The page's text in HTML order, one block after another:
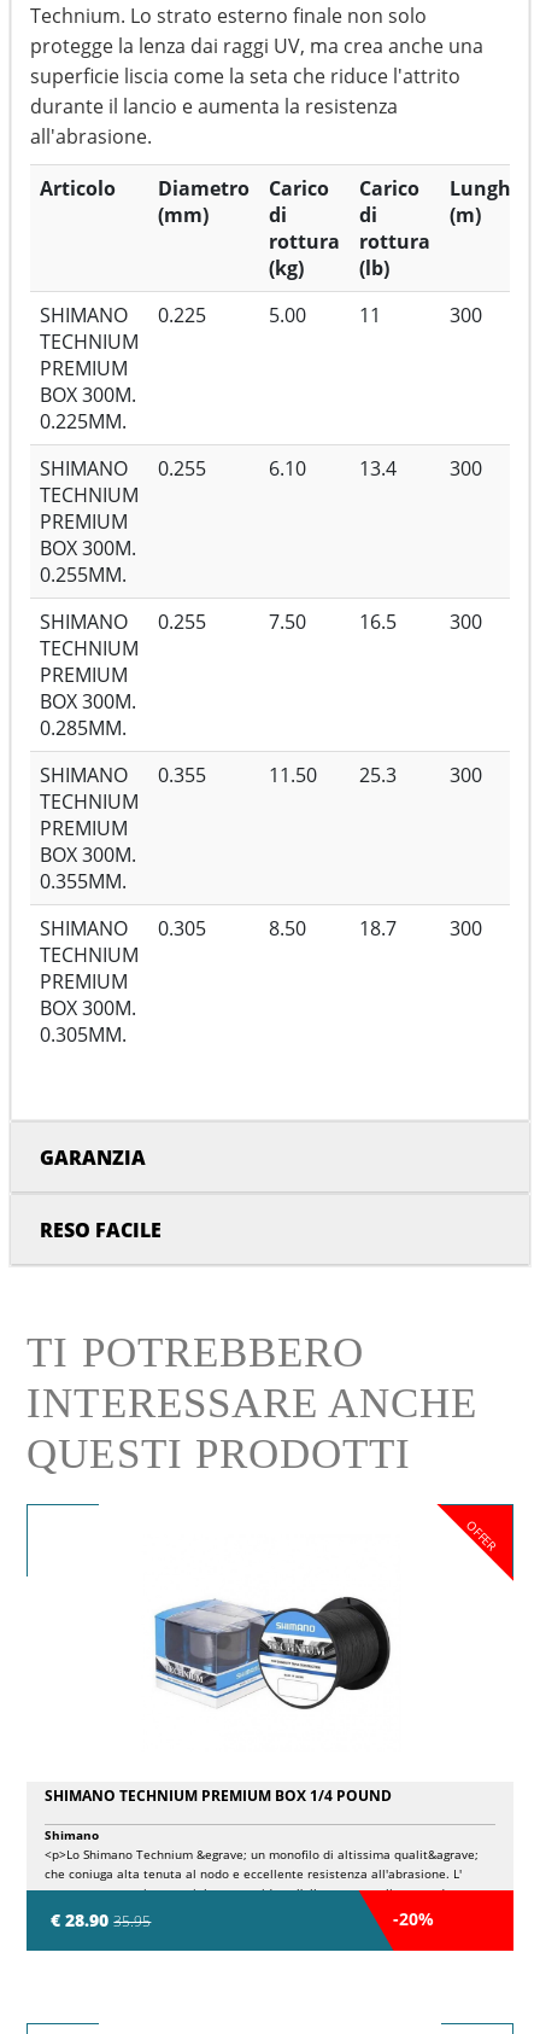
Technium. Lo strato esterno finale non solo
protegge la lenza dai raggi UV, ma crea anche una
superficie liscia come la seta che riduce l'attrito
durante il lancio e aumenta la resistenza
all'abrasione.
Articolo
Diametro
(mm)
Carico
di
rottura
(kg)
Carico
di
rottura
(lb)
(m)
SHIMANO
TECHNIUM
PREMIUM
BOX 300M.
0.225MM.
0.225 5.00 11 300
SHIMANO
TECHNIUM
PREMIUM
BOX 300M.
0.255MM.
0.255 6.10 13.4 300
SHIMANO
TECHNIUM
PREMIUM
BOX 300M.
0.285MM.
0.255 7.50 16.5 300
SHIMANO
TECHNIUM
PREMIUM
BOX 300M.
0.355MM.
0.355 11.50 25.3 300
SHIMANO
TECHNIUM
PREMIUM
BOX 300M.
0.305MM.
0.305 8.50 18.7 300
GARANZIA
RESO FACILE
TI POTREBBERO
INTERESSARE ANCHE
QUESTI PRODOTTI
OFFER
SHIMANO TECHNIUM PREMIUM BOX 1/4 POUND
€ 28.9035.95 -20%
Shimano
<p>Lo Shimano Technium &egrave; un monofilo di altissima qualit&agrave;
che coniuga alta tenuta al nodo e eccellente resistenza all'abrasione. L'
avanzata costruzione a triplo strato riduce l'allungamento lineare ad appena
il 12%, mantenendo la morbidezza necessaria per una pesca senza problemi
e una migliore presentazione dell'esca. Se siete pescatori seri, saprete
gi&agrave; che il mono Technium ha una reputazione fantastica nel mondo
treccia e le "normali" lenze mono. Per i pescatori di carpe che utilizzano